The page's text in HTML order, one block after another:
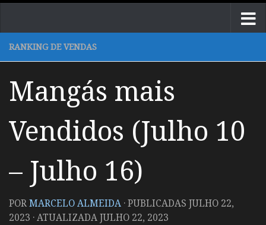
RANKING DE VENDAS
Mangás mais
Vendidos (Julho 10
– Julho 16)
PORMARCELO ALMEIDA · PUBLICADAS JULHO 22,
2023 · ATUALIZADAJULHO 22, 2023